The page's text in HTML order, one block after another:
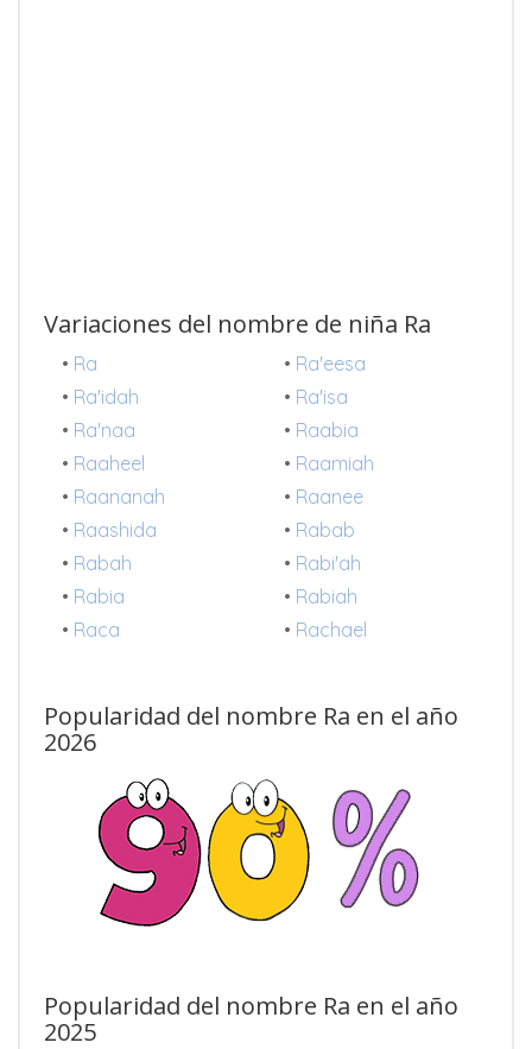
Variaciones del nombre de niña Ra
• Ra • Ra'eesa
• Ra'idah • Ra'isa
• Ra'naa • Raabia
• Raaheel • Raamiah
• Raananah • Raanee
• Raashida • Rabab
• Rabah • Rabi'ah
• Rabia • Rabiah
• Raca • Rachael
Popularidad del nombre Ra en el año
2026
Popularidad del nombre Ra en el año
2025